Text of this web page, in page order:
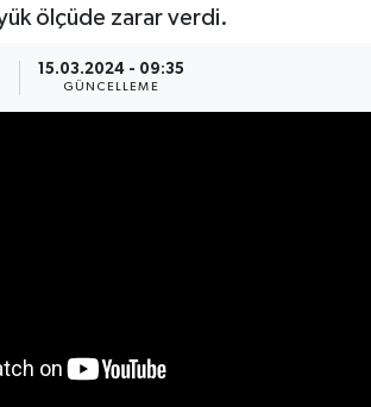
ölçüde zarar verdi.
15.03.2024 - 09:35
GÜNCELLEME